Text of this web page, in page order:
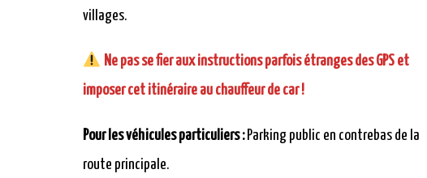
villages.
Ne pas se fier aux instructions parfois étranges des GPS et
imposer cet itinéraire au chauffeur de car !
Pour les véhicules particuliers :Parking public en contrebas de la
route principale.